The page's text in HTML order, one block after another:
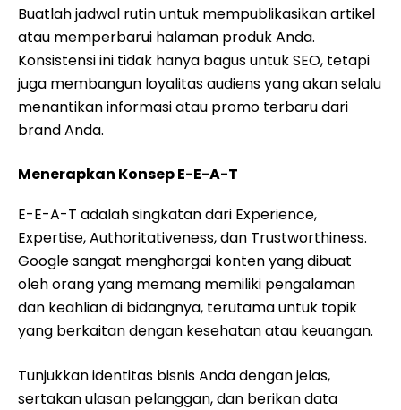
Buatlah jadwal rutin untuk mempublikasikan artikel
atau memperbarui halaman produk Anda.
Konsistensi ini tidak hanya bagus untuk SEO, tetapi
juga membangun loyalitas audiens yang akan selalu
menantikan informasi atau promo terbaru dari
brand Anda.
Menerapkan Konsep E-E-A-T
E-E-A-T adalah singkatan dari Experience,
Expertise, Authoritativeness, dan Trustworthiness.
Google sangat menghargai konten yang dibuat
oleh orang yang memang memiliki pengalaman
dan keahlian di bidangnya, terutama untuk topik
yang berkaitan dengan kesehatan atau keuangan.
Tunjukkan identitas bisnis Anda dengan jelas,
sertakan ulasan pelanggan, dan berikan data